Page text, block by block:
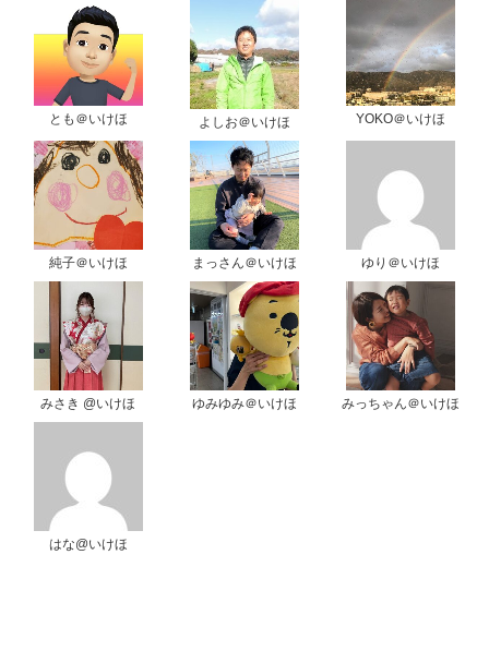
とも＠いけほ よしお＠いけほ YOKO＠いけほ
純子＠いけほ まっさん＠いけほ ゆり＠いけほ
みさき @いけほ ゆみゆみ＠いけほ みっちゃん＠いけほ
はな@いけほ